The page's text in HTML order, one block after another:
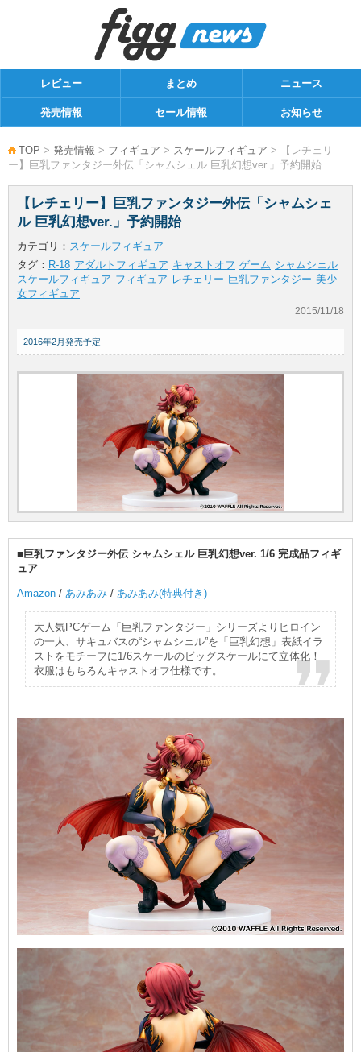
レビュー まとめ ニュース
発売情報 セール情報 お知らせ
TOP > 発売情報 > フィギュア > スケールフィギュア > 【レチェリ
ー】巨乳ファンタジー外伝「シャムシェル 巨乳幻想ver.」予約開始
【レチェリー】巨乳ファンタジー外伝「シャムシェ
ル 巨乳幻想ver.」予約開始
カテゴリ： スケールフィギュア
タグ： R-18 アダルトフィギュア キャストオフ ゲーム シャムシェル
スケールフィギュア フィギュア レチェリー 巨乳ファンタジー 美少
女フィギュア
2015/11/18
2016年2月発売予定
■巨乳ファンタジー外伝 シャムシェル 巨乳幻想ver. 1/6 完成品フィギ
ュア
Amazon / あみあみ / あみあみ(特典付き)
大人気PCゲーム「巨乳ファンタジー」シリーズよりヒロイン
の一人、サキュバスの“シャムシェル”を「巨乳幻想」表紙イラ
ストをモチーフに1/6スケールのビッグスケールにて立体化！
衣服はもちろんキャストオフ仕様です。